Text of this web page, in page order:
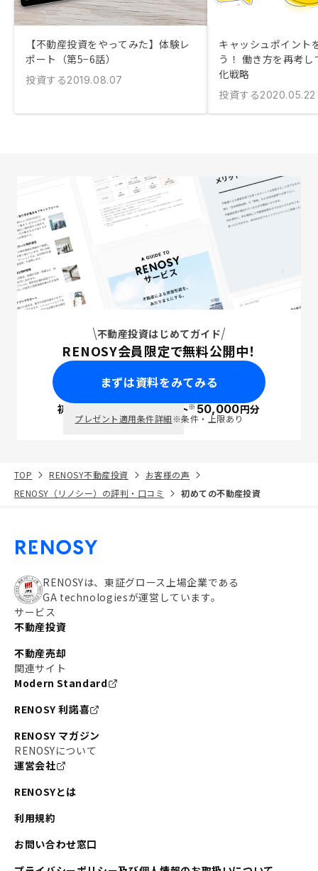
【不動産投資をやってみた】体験レ
ポート（第5−6話）
投資する2019.08.07
キャッシュポイント
う！ 働き方を再考
化戦略
投資する2020.05.22
不動産投資はじめてガイド
RENOSY会員限定で無料公開中！
まずは資料をみてみる
初回面談で ポイント※50,000円分
プレゼント適用条件詳細※条件・上限あり
TOP RENOSY不動産投資
お客様の声
RENOSY（リノシー）の評判・口コミ
初めての不動産投資
RENOSYは、東証グロース上場企業である
GA technologiesが運営しています。
サービス
不動産投資
不動産売却
関連サイト
Modern Standard
RENOSY 利諾喜
RENOSY マガジン
RENOSYについて
運営会社
RENOSYとは
利用規約
お問い合わせ窓口